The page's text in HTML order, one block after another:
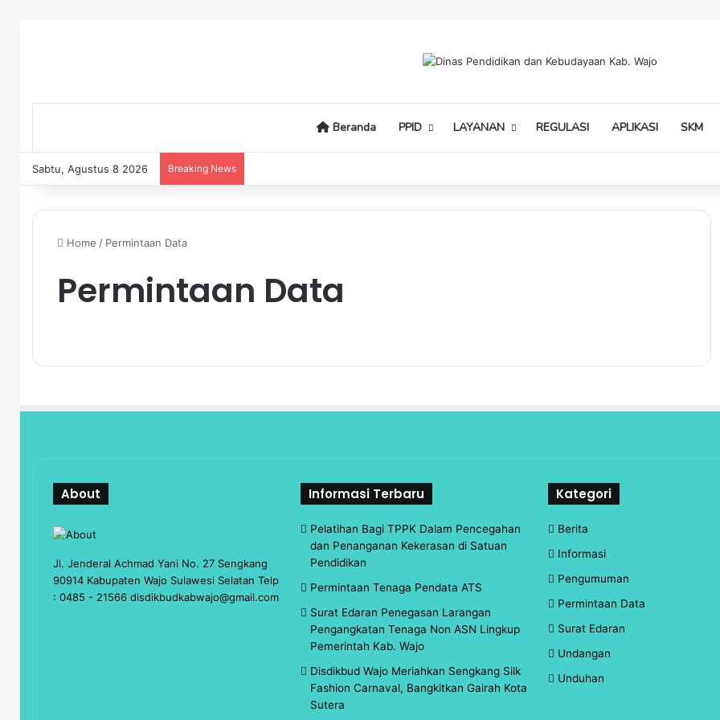
Beranda PPID LAYANAN REGULASI APLIKASI SKM
Sabtu, Agustus 8 2026 Breaking News
Home / Permintaan Data
Permintaan Data
About
Jl. Jenderal Achmad Yani No. 27 Sengkang
90914 Kabupaten Wajo Sulawesi Selatan Telp
: 0485 - 21566 disdikbudkabwajo@gmail.com
Informasi Terbaru
Pelatihan Bagi TPPK Dalam Pencegahan
dan Penanganan Kekerasan di Satuan
Pendidikan
Permintaan Tenaga Pendata ATS
Surat Edaran Penegasan Larangan
Pengangkatan Tenaga Non ASN Lingkup
Pemerintah Kab. Wajo
Disdikbud Wajo Meriahkan Sengkang Silk
Fashion Carnaval, Bangkitkan Gairah Kota
Sutera
Kategori
Berita
Informasi
Pengumuman
Permintaan Data
Surat Edaran
Undangan
Unduhan